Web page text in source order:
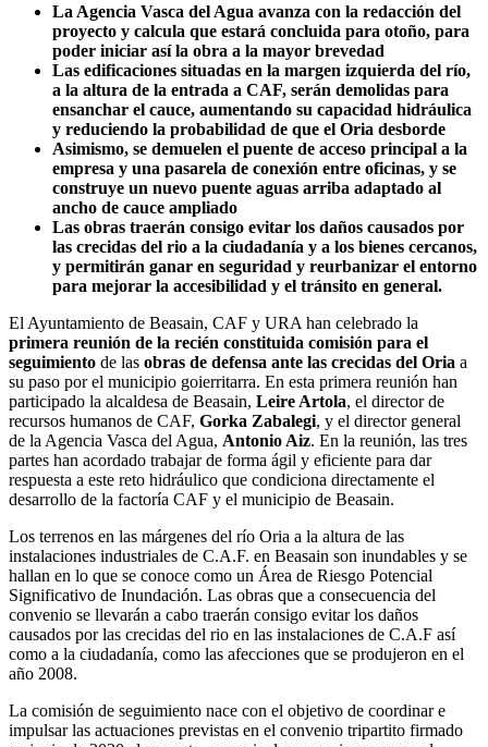
La Agencia Vasca del Agua avanza con la redacción del
proyecto y calcula que estará concluida para otoño, para
poder iniciar así la obra a la mayor brevedad
Las edificaciones situadas en la margen izquierda del río,
a la altura de la entrada a CAF, serán demolidas para
ensanchar el cauce, aumentando su capacidad hidráulica
y reduciendo la probabilidad de que el Oria desborde
Asimismo, se demuelen el puente de acceso principal a la
empresa y una pasarela de conexión entre oficinas, y se
construye un nuevo puente aguas arriba adaptado al
ancho de cauce ampliado
Las obras traerán consigo evitar los daños causados por
las crecidas del rio a la ciudadanía y a los bienes cercanos,
y permitirán ganar en seguridad y reurbanizar el entorno
para mejorar la accesibilidad y el tránsito en general.
El Ayuntamiento de Beasain, CAF y URA han celebrado la
primera reunión de la recién constituida comisión para el
seguimiento de las obras de defensa ante las crecidas del Oria a
su paso por el municipio goierritarra. En esta primera reunión han
participado la alcaldesa de Beasain, Leire Artola, el director de
recursos humanos de CAF, Gorka Zabalegi, y el director general
de la Agencia Vasca del Agua, Antonio Aiz. En la reunión, las tres
partes han acordado trabajar de forma ágil y eficiente para dar
respuesta a este reto hidráulico que condiciona directamente el
desarrollo de la factoría CAF y el municipio de Beasain.
Los terrenos en las márgenes del río Oria a la altura de las
instalaciones industriales de C.A.F. en Beasain son inundables y se
hallan en lo que se conoce como un Área de Riesgo Potencial
Significativo de Inundación. Las obras que a consecuencia del
convenio se llevarán a cabo traerán consigo evitar los daños
causados por las crecidas del rio en las instalaciones de C.A.F así
como a la ciudadanía, como las afecciones que se produjeron en el
año 2008.
La comisión de seguimiento nace con el objetivo de coordinar e
impulsar las actuaciones previstas en el convenio tripartito firmado